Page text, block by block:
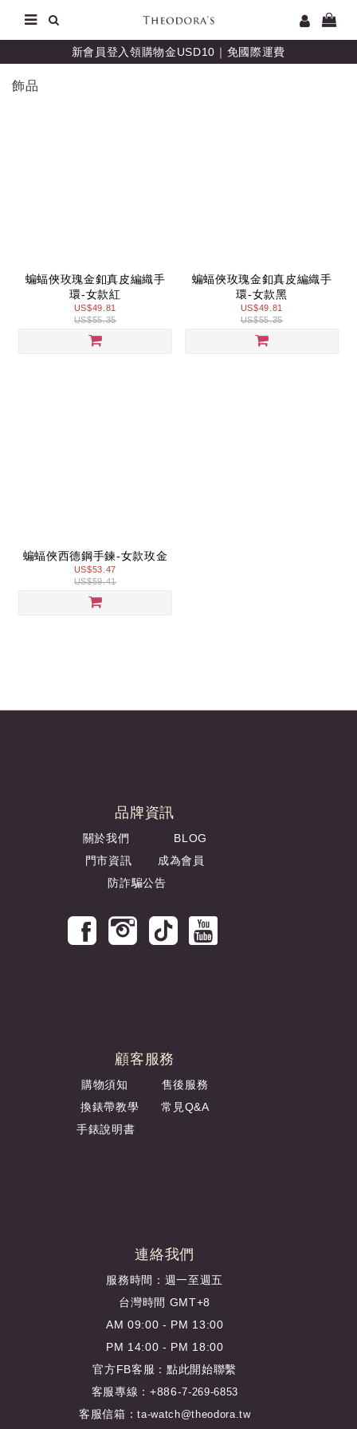
新會員登入領購物金USD10｜免國際運費
飾品
蝙蝠俠玫瑰金釦真皮編織手
環-女款紅
US$49.81
US$55.35
蝙蝠俠玫瑰金釦真皮編織手
環-女款黑
US$49.81
US$55.35
蝙蝠俠西德鋼手鍊-女款玫金
US$53.47
US$59.41
品牌資訊
關於我們
BLOG
門市資訊
成為會員
防詐騙公告
顧客服務
購物須知 售後服務
換錶帶教學常見Q&A
手錶說明書
連絡我們
服務時間：週一至週五
台灣時間 GMT+8
AM 09:00 - PM 13:00
PM 14:00 - PM 18:00
官方FB客服：點此開始聯繫
客服專線：+886-7-269-6853
客服信箱：ta-watch@theodora.tw